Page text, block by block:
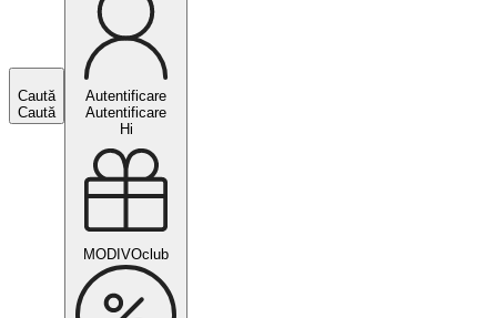
Caută
Caută
Autentificare
Autentificare
Hi
MODIVOclub